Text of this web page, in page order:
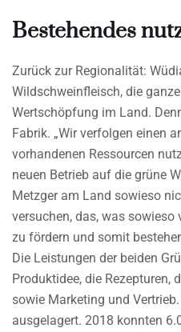
Bestehendes
Zurück zur Regionalität:
Wildschweinfleisch, die
Wertschöpfung im Land.
Fabrik. „Wir verfolgen einen
vorhandenen Ressourcen
neuen Betrieb auf die grüne
Metzger am Land sowieso
versuchen, das, was
zu fördern und somit
Die Leistungen der beiden
Produktidee, die Rezepturen,
sowie Marketing und
ausgelagert. 2018 konnten